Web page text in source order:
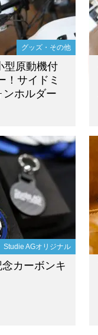
グッズ・その他
型原動機付
！サイドミ
ンホルダー
Studie AGオリジナル
カーボンキ